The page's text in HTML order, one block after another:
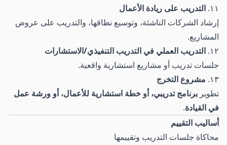
١١. التدريب على ريادة الأعمال
إرشاد الشركات الناشئة، وتوسيع نطاقها، والتدريب على عروض
المشاريع.
١٢. التدريب العملي في التدريب التنفيذي/الاستشارات
جلسات تدريب أو مشاريع استشارية واقعية.
١٣. مشروع التخرج
تطوير برنامج تدريبي، أو خطة استشارية للأعمال، أو ورشة عمل
في القيادة.
أساليب التقييم
محاكاة جلسات التدريب وتقييمها